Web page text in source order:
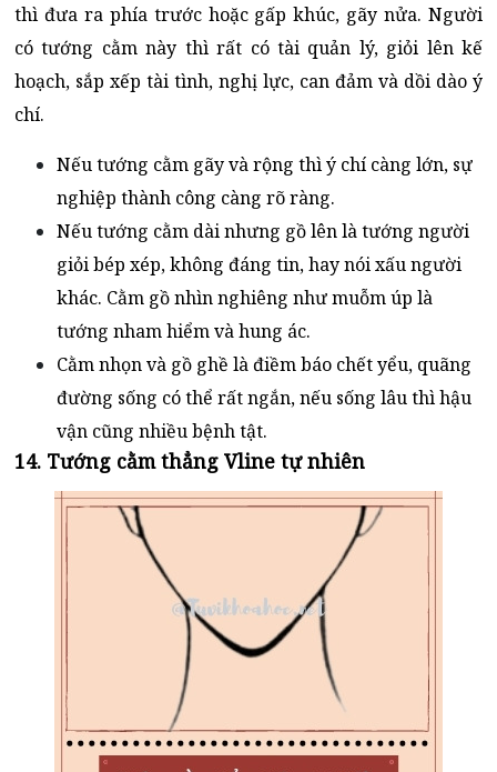
thì đưa ra phía trước hoặc gấp khúc, gãy nửa. Người
có tướng cằm này thì rất có tài quản lý, giỏi lên kế
hoạch, sắp xếp tài tình, nghị lực, can đảm và dồi dào ý
chí.
Nếu tướng cằm gãy và rộng thì ý chí càng lớn, sự
nghiệp thành công càng rõ ràng.
Nếu tướng cằm dài nhưng gồ lên là tướng người
giỏi bép xép, không đáng tin, hay nói xấu người
khác. Cằm gồ nhìn nghiêng như muỗm úp là
tướng nham hiểm và hung ác.
Cằm nhọn và gồ ghề là điềm báo chết yểu, quãng
đường sống có thể rất ngắn, nếu sống lâu thì hậu
vận cũng nhiều bệnh tật.
14. Tướng cằm thẳng Vline tự nhiên